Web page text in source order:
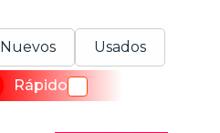
Nuevos Usados
Rápido